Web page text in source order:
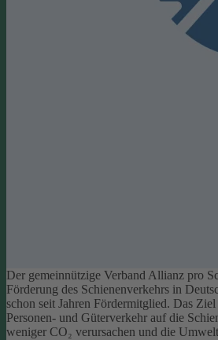
Der gemeinnützige Verband Allianz pro
Förderung des Schienenverkehrs in
schon seit Jahren Fördermitglied. Das
Personen- und Güterverkehr auf die
weniger CO₂ verursachen und die